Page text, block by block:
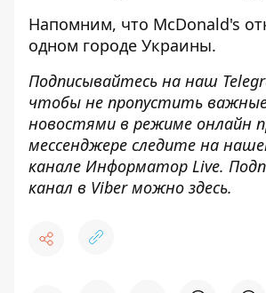
Напомним, что McDonald's
одном городе Украины.
Подписывайтесь на наш
чтобы не пропустить
новостями в режиме онлайн
мессенджере следите на
канале Информатор Live.
канал в Viber можно здесь.